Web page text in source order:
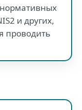
и других,
проводить